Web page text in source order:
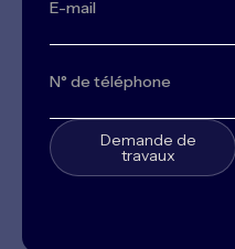
Demande de
travaux